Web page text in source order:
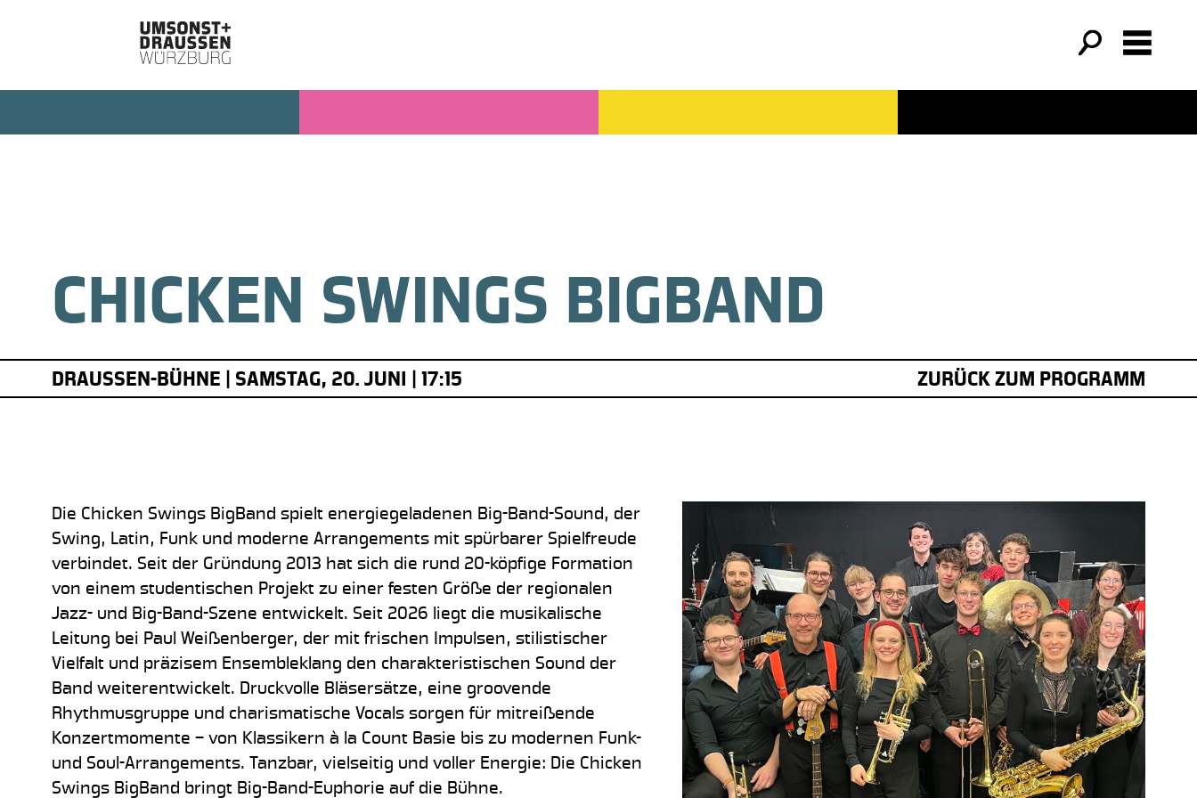
CHICKEN SWINGS BIGBAND
DRAUSSEN-BÜHNE | SAMSTAG, 20. JUNI | 17:15 ZURÜCK ZUM PROGRAMM
Die Chicken Swings BigBand spielt energiegeladenen Big-Band-Sound, der
Swing, Latin, Funk und moderne Arrangements mit spürbarer Spielfreude
verbindet. Seit der Gründung 2013 hat sich die rund 20-köpfige Formation
von einem studentischen Projekt zu einer festen Größe der regionalen
Jazz- und Big-Band-Szene entwickelt. Seit 2026 liegt die musikalische
Leitung bei Paul Weißenberger, der mit frischen Impulsen, stilistischer
Vielfalt und präzisem Ensembleklang den charakteristischen Sound der
Band weiterentwickelt. Druckvolle Bläsersätze, eine groovende
Rhythmusgruppe und charismatische Vocals sorgen für mitreißende
Konzertmomente – von Klassikern à la Count Basie bis zu modernen Funk-
und Soul-Arrangements. Tanzbar, vielseitig und voller Energie: Die Chicken
Swings BigBand bringt Big-Band-Euphorie auf die Bühne.